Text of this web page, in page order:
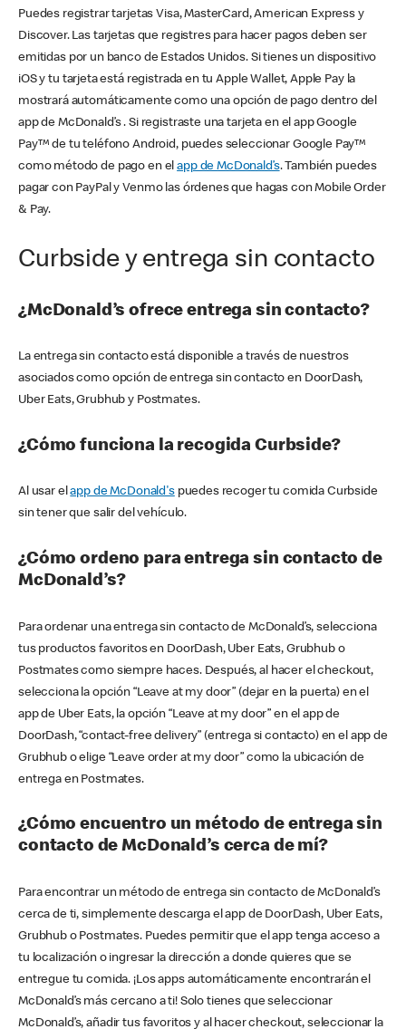
Puedes registrar tarjetas Visa, MasterCard, American Express y
Discover. Las tarjetas que registres para hacer pagos deben ser
emitidas por un banco de Estados Unidos. Si tienes un dispositivo
iOS y tu tarjeta está registrada en tu Apple Wallet, Apple Pay la
mostrará automáticamente como una opción de pago dentro del
app de McDonald’s . Si registraste una tarjeta en el app Google
Pay™ de tu teléfono Android, puedes seleccionar Google Pay™
como método de pago en elapp de McDonald’s. También puedes
pagar con PayPal y Venmo las órdenes que hagas con Mobile Order
& Pay.
Curbside y entrega sin contacto
¿McDonald’s ofrece entrega sin contacto?
La entrega sin contacto está disponible a través de nuestros
asociados como opción de entrega sin contacto en DoorDash,
Uber Eats, Grubhub y Postmates.
¿Cómo funciona la recogida Curbside?
Al usar elapp de McDonald'spuedes recoger tu comida Curbside
sin tener que salir del vehículo.
¿Cómo ordeno para entrega sin contacto de
McDonald’s?
Para ordenar una entrega sin contacto de McDonald’s, selecciona
tus productos favoritos en DoorDash, Uber Eats, Grubhub o
Postmates como siempre haces. Después, al hacer el checkout,
selecciona la opción “Leave at my door” (dejar en la puerta) en el
app de Uber Eats, la opción “Leave at my door” en el app de
DoorDash, “contact-free delivery” (entrega si contacto) en el app de
Grubhub o elige “Leave order at my door” como la ubicación de
entrega en Postmates.
¿Cómo encuentro un método de entrega sin
contacto de McDonald’s cerca de mí?
Para encontrar un método de entrega sin contacto de McDonald’s
cerca de ti, simplemente descarga el app de DoorDash, Uber Eats,
Grubhub o Postmates. Puedes permitir que el app tenga acceso a
tu localización o ingresar la dirección a donde quieres que se
entregue tu comida. ¡Los apps automáticamente encontrarán el
McDonald’s más cercano a ti! Solo tienes que seleccionar
McDonald’s, añadir tus favoritos y al hacer checkout, seleccionar la